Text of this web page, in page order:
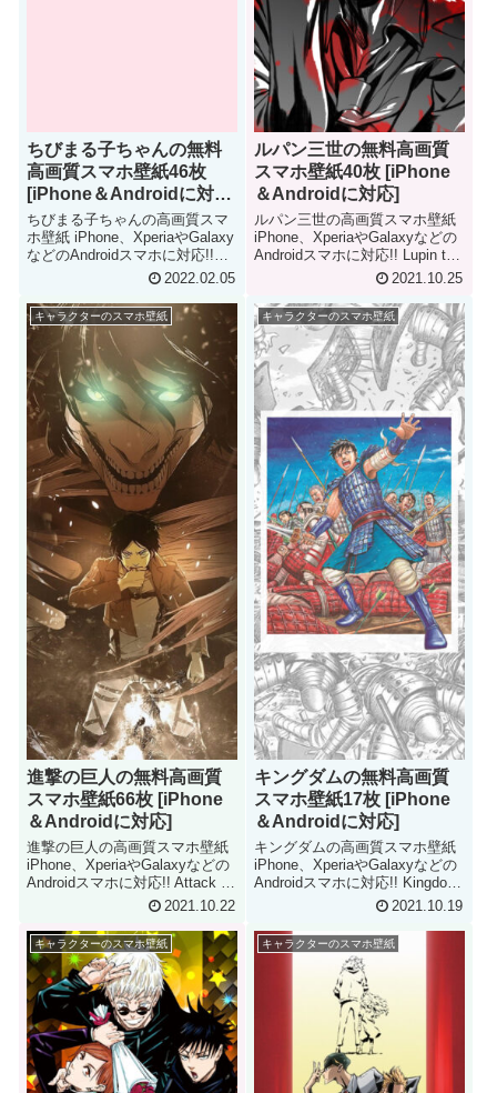
ちびまる子ちゃんの無料
高画質スマホ壁紙46枚
[iPhone＆Androidに対
応]
ちびまる子ちゃんの高画質スマ
ホ壁紙 iPhone、XperiaやGalaxy
などのAndroidスマホに対応!!
Chibi Mruko iPhone & Android
2022.02.05
ルパン三世の無料高画質
スマホ壁紙40枚 [iPhone
＆Androidに対応]
ルパン三世の高画質スマホ壁紙
iPhone、XperiaやGalaxyなどの
Androidスマホに対応!! Lupin the
third iPhone & Android2021.10.25
キャラクターのスマホ壁紙
進撃の巨人の無料高画質
スマホ壁紙66枚 [iPhone
＆Androidに対応]
進撃の巨人の高画質スマホ壁紙
iPhone、XperiaやGalaxyなどの
Androidスマホに対応!! Attack on
titan iPhone & Android2021.10.22
キャラクターのスマホ壁紙
キングダムの無料高画質
スマホ壁紙17枚 [iPhone
＆Androidに対応]
キングダムの高画質スマホ壁紙
iPhone、XperiaやGalaxyなどの
Androidスマホに対応!! Kingdom
iPhone & Android Smartphone
2021.10.19
キャラクターのスマホ壁紙 キャラクターのスマホ壁紙